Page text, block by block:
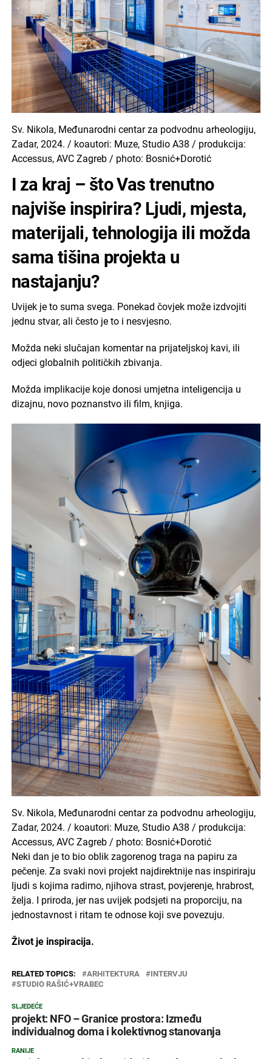
Sv. Nikola, Međunarodni centar za podvodnu arheologiju,
Zadar, 2024. / koautori: Muze, Studio A38 / produkcija:
Accessus, AVC Zagreb / photo: Bosnić+Dorotić
I za kraj – što Vas trenutno
najviše inspirira? Ljudi, mjesta,
materijali, tehnologija ili možda
sama tišina projekta u
nastajanju?
Uvijek je to suma svega. Ponekad čovjek može izdvojiti
jednu stvar, ali često je to i nesvjesno.
Možda neki slučajan komentar na prijateljskoj kavi, ili
odjeci globalnih političkih zbivanja.
Možda implikacije koje donosi umjetna inteligencija u
dizajnu, novo poznanstvo ili film, knjiga.
Sv. Nikola, Međunarodni centar za podvodnu arheologiju,
Zadar, 2024. / koautori: Muze, Studio A38 / produkcija:
Accessus, AVC Zagreb / photo: Bosnić+Dorotić
Neki dan je to bio oblik zagorenog traga na papiru za
pečenje. Za svaki novi projekt najdirektnije nas inspiriraju
ljudi s kojima radimo, njihova strast, povjerenje, hrabrost,
želja. I priroda, jer nas uvijek podsjeti na proporciju, na
jednostavnost i ritam te odnose koji sve povezuju.
Život je inspiracija.
RELATED TOPICS: ARHITEKTURA
INTERVJU
STUDIO RAŠIĆ+VRABEC
SLJEDEĆE
projekt: NFO – Granice prostora: Između
individualnog doma i kolektivnog stanovanja
RANIJE